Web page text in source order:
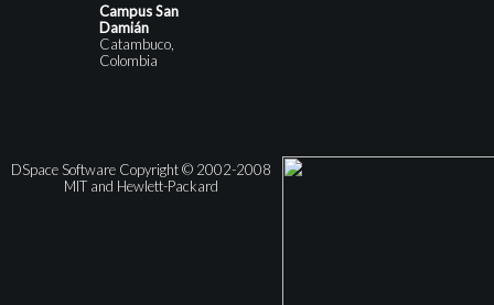
Campus San
Damián
Catambuco,
Colombia
DSpace Software Copyright © 2002-2008
MIT and Hewlett-Packard